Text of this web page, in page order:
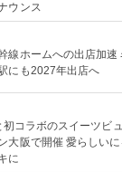
ウンス
線ホームへの出店加速
にも2027年出店へ
コラボのスイーツビ
大阪で開催 愛らしいに
に